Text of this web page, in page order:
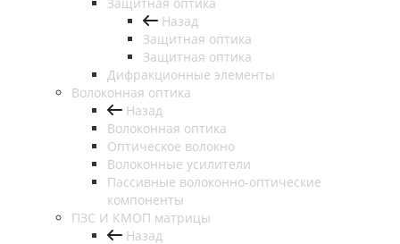
Назад
Защитная оптика
Защитная оптика
Дифракционные элементы
Волоконная оптика
Назад
Волоконная оптика
Оптическое волокно
Волоконные усилители
Пассивные волоконно-оптические
компоненты
ПЗС И КМОП матрицы
Назад